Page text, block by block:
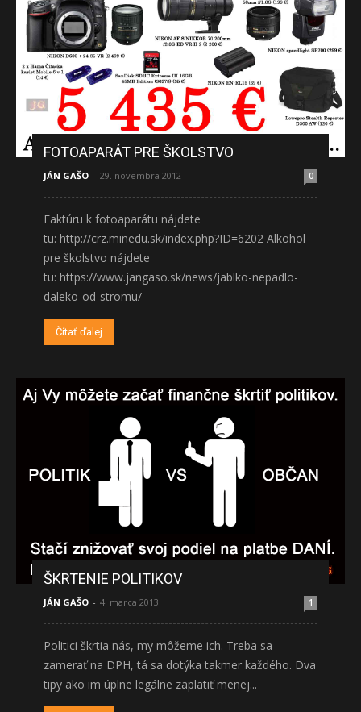
FOTOAPARÁT PRE ŠKOLSTVO
JÁN GAŠO - 29. novembra 2012 0
Faktúru k fotoaparátu nájdete
tu: http://crz.minedu.sk/index.php?ID=6202 Alkohol
pre školstvo nájdete
tu: https://www.jangaso.sk/news/jablko-nepadlo-
daleko-od-stromu/
Čítať ďalej
ŠKRTENIE POLITIKOV
JÁN GAŠO - 4. marca 2013 1
Politici škrtia nás, my môžeme ich. Treba sa
zamerať na DPH, tá sa dotýka takmer každého. Dva
tipy ako im úplne legálne zaplatiť menej...